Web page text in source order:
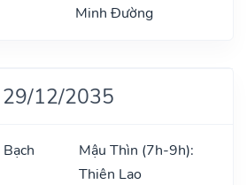
Minh Đường
29/12/2035
Mậu Thìn (7h-9h):
Thiên Lao